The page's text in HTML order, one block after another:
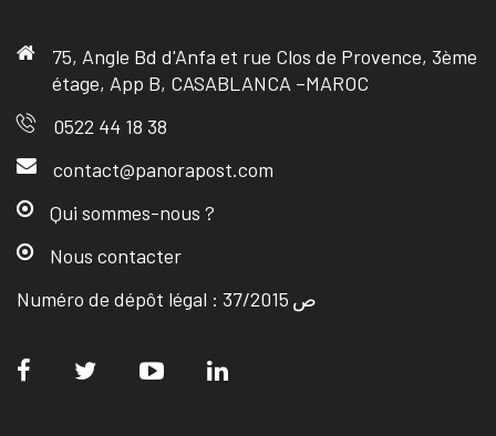
75, Angle Bd d'Anfa et rue Clos de Provence, 3ème
étage, App B, CASABLANCA –MAROC
0522 44 18 38
contact@panorapost.com
Qui sommes-nous ?
Nous contacter
Numéro de dépôt légal : ص 37/2015